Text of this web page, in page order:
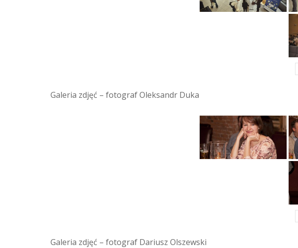
Galeria zdjęć – fotograf Oleksandr Duka
Galeria zdjęć – fotograf Dariusz Olszewski